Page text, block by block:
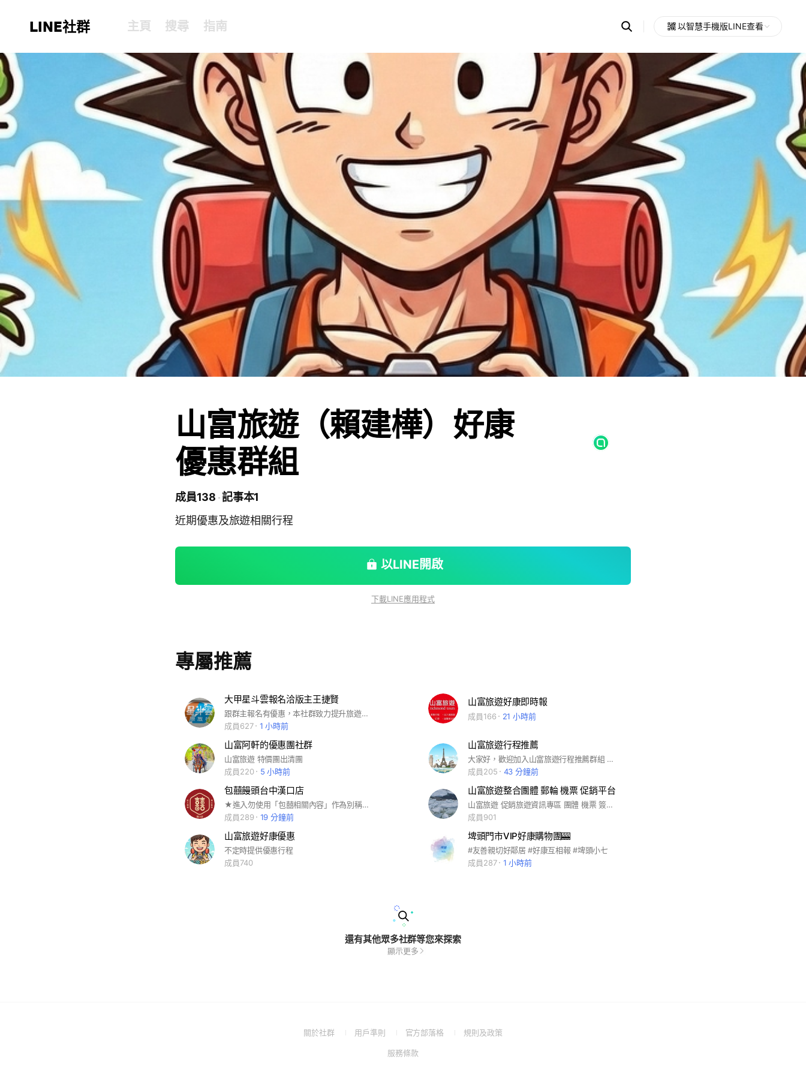
LINE社群 主頁 搜尋 指南 Search
OpenChats
messages
search
area
以智慧手機版LINE查看
山富旅遊（賴建樺）好康
優惠群組
成員138 記事本1
近期優惠及旅遊相關行程
以LINE開啟
下載LINE應用程式
專屬推薦
大甲星斗雲報名洽版主王捷賢
跟群主報名有優惠，本社群致力提升旅遊品質，更重視您的旅遊建議 這是一個貴賓群組，貴賓們可以在此得知有哪些優惠 凡是張貼與旅遊無關的資訊者，一律退群 本群不問安 跟群主報名者有優惠，讓您越玩越便宜
成員627
1 小時前
山富旅遊好康即時報
成員166 21 小時前
山富阿軒的優惠團社群
山富旅遊 特價團出清團
成員220
5 小時前
山富旅遊行程推薦
大家好，歡迎加入山富旅遊行程推薦群組 我是業務專員廷軒TAKUMA 本社群會推播各地團體旅遊行程給各位參考， 除了推播的內容外如果有任何旅遊相關問題的話也可以連絡我喔~
成員205
43 分鐘前
包囍饅頭台中漢口店
★進入勿使用「包囍相關內容」作為別稱★ 本社群提供包囍饅頭漢口店預訂自取🤩 #饅頭 #包子 #貝果 #北部 #中部 #包囍饅頭
成員289
19 分鐘前
山富旅遊整合團體 郵輪 機票 促銷平台
山富旅遊 促銷旅遊資訊專區 團體 機票 簽證 旅遊規劃
成員901
山富旅遊好康優惠
不定時提供優惠行程
成員740
埤頭門市VIP好康購物團🎰
#友善親切好鄰居 #好康互相報 #埤頭小七
成員287
1 小時前
還有其他眾多社群等您來探索
顯示更多
關於社群
(Open用戶準則
(Open
a
官方部落格
(Open規則及政策(Open
服務條款(Open